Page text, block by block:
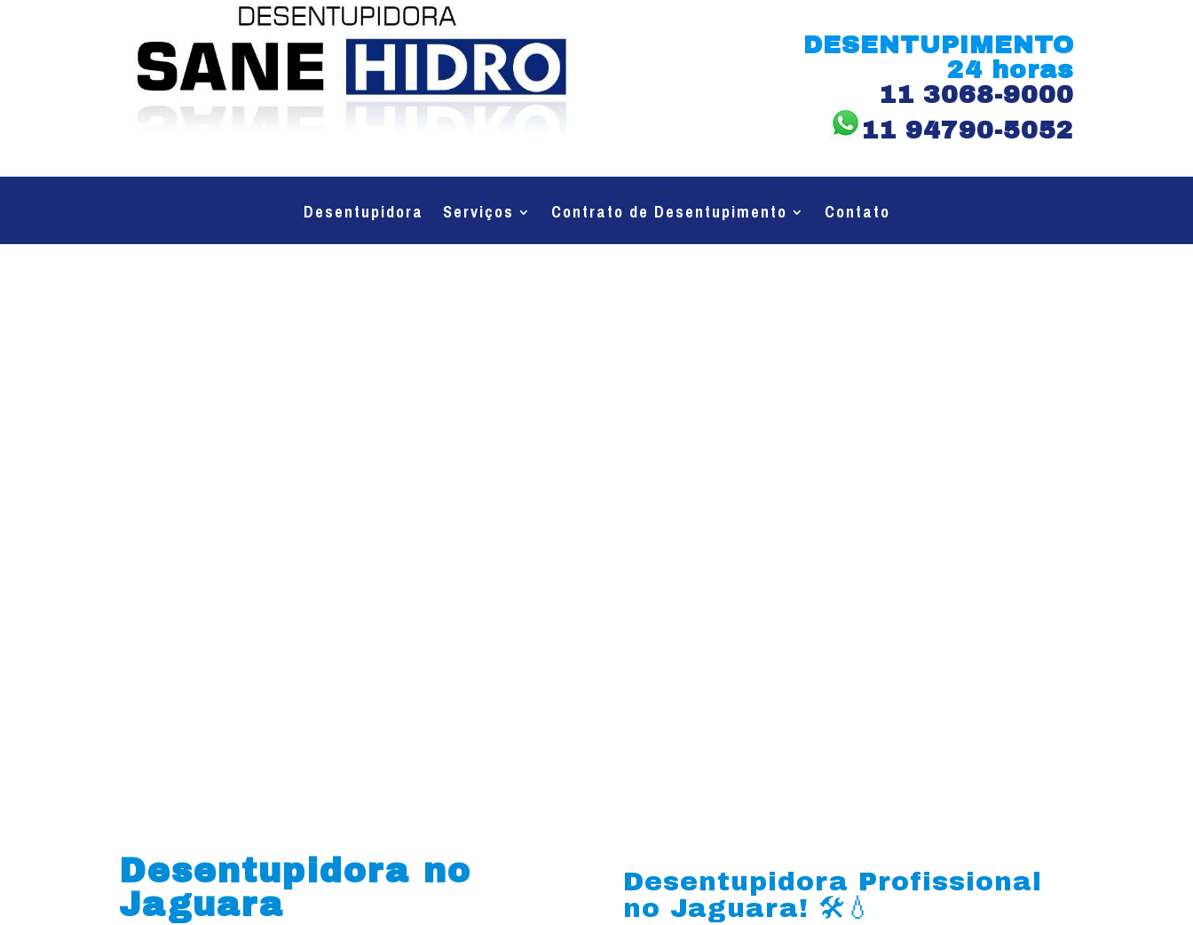
DESENTUPIMENTO
24 horas
11 3068-9000
11 94790-5052
Desentupidora Serviços Contrato de Desentupimento Contato
Desentupidora no
Jaguara
Desentupidora Profissional
no Jaguara! 🛠️💧